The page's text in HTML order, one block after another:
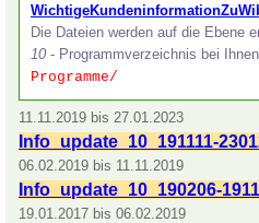
Die Dateien werden auf die Ebene
10 - Programmverzeichnis bei
Programme/
11.11.2019 bis 27.01.2023
Info_update_10_191111-
06.02.2019 bis 11.11.2019
Info_update_10_190206-
19.01.2017 bis 06.02.2019